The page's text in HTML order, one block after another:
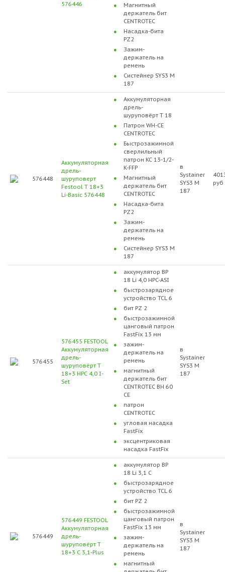
576446
Магнитный
держатель бит
CENTROTEC
Насадка-бита
PZ2
Зажим-
держатель на
ремень
Систейнер SYS3 M
187
576448
Аккумуляторная
дрель-
шуруповерт
Festool T 18+3
Li-Basic 576448
Аккумуляторная
дрель-
шуруповёрт T 18
Патрон WH-CE
CENTROTEC
Быстрозажимной
сверлильный
патрон KC 13-1/2-
K-FFP
Магнитный
держатель бит
CENTROTEC
Насадка-бита
PZ2
Зажим-
держатель на
ремень
Систейнер SYS3 M
187
в
Systainer
SYS3 M
187
руб
576455
576455 FESTOOL
Аккумуляторная
дрель-
шуруповёрт T
18+3 HPC 4,0 I-
Set
аккумулятор BP
18 Li 4,0 HPC-ASI
быстрозарядное
устройство TCL 6
бит PZ 2
быстрозажимной
цанговый патрон
FastFix 13 мм
зажим-
держатель на
ремень
магнитный
держатель бит
CENTROTEC BH 60
CE
патрон
CENTROTEC
угловая насадка
FastFix
эксцентриковая
насадка FastFix
в
Systainer
SYS3 M
187
576449
576449 FESTOOL
Аккумуляторная
дрель-
шуруповёрт T
18+3 C 3,1-Plus
аккумулятор BP
18 Li 3,1 C
быстрозарядное
устройство TCL 6
бит PZ 2
быстрозажимной
цанговый патрон
FastFix 13 мм
зажим-
держатель на
ремень
магнитный
в
Systainer
SYS3 M
187